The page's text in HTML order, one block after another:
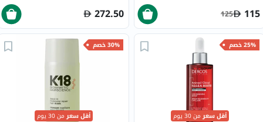
115
125
272.50
25% خصم
أقل سعرمن 30 يوم
30% خصم
أقل سعرمن 30 يوم